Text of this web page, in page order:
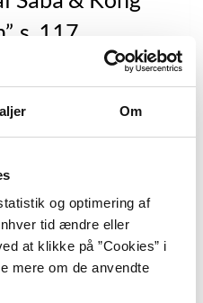
Om
og optimering af
tid ændre eller
at klikke på ”Cookies” i
mere om de anvendte
s. 117.
er en roman om de to
Bibelen, Koranen og det
Makeda, vokser op i
som datter af en enlig,
sig som teenager for at
far, så hun klæder sig ud